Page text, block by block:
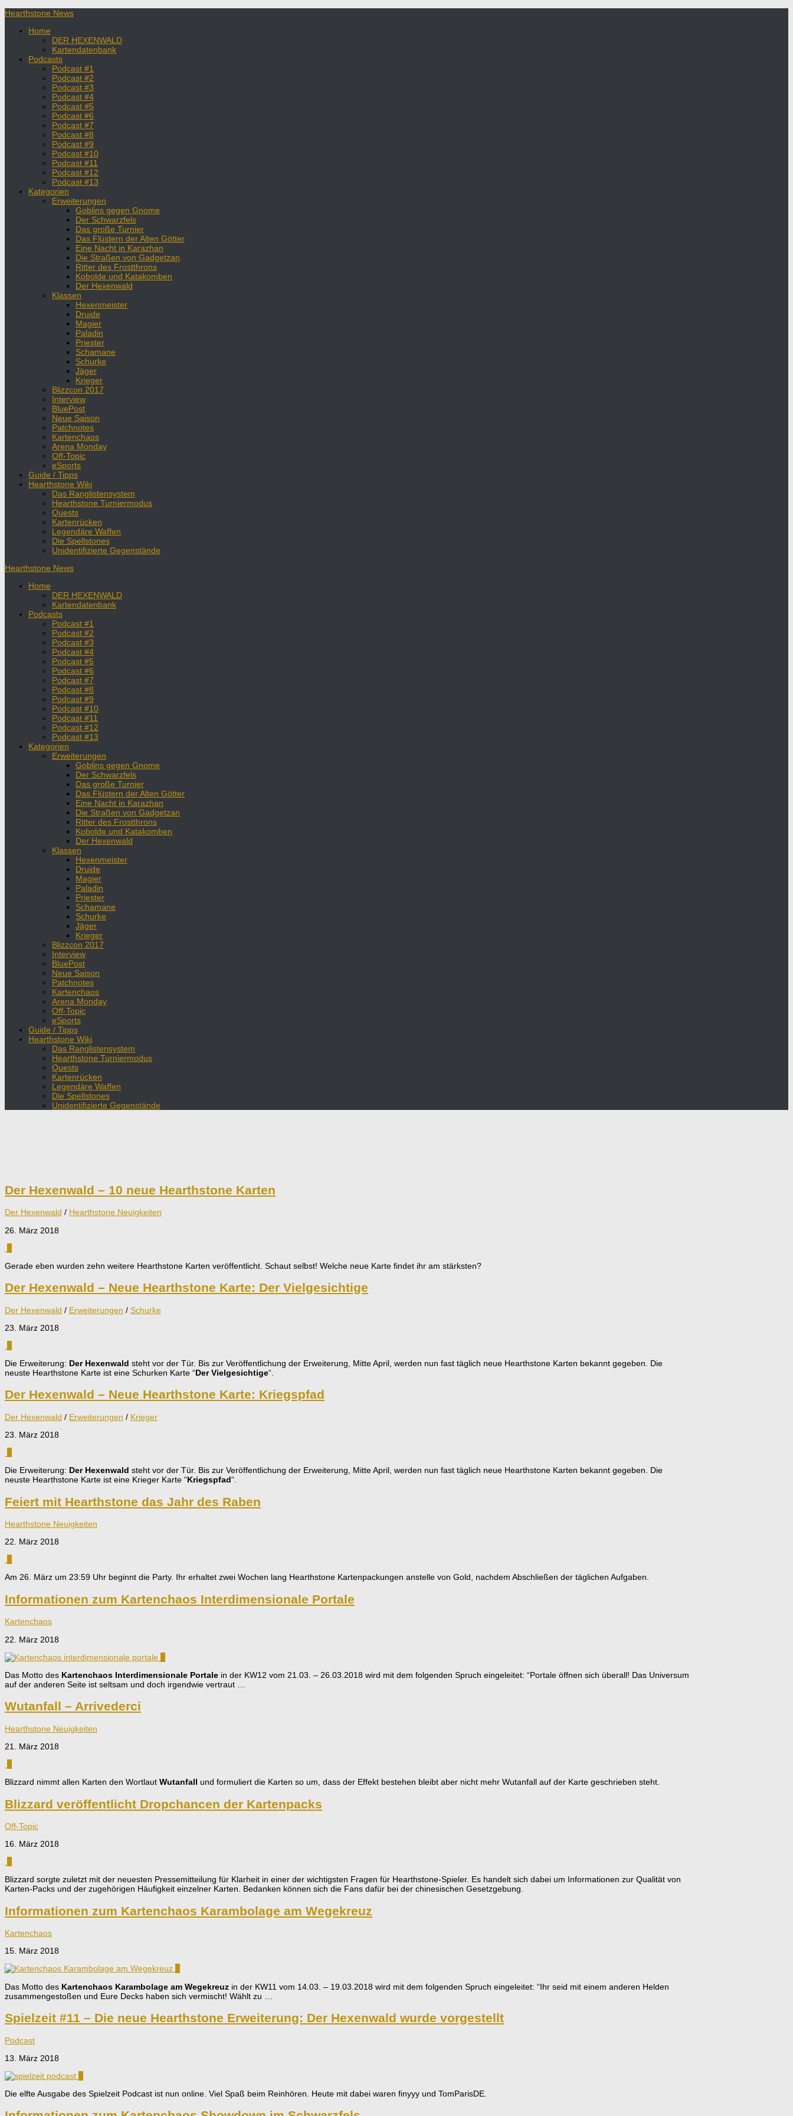
Hearthstone News
Home
DER HEXENWALD
Kartendatenbank
Podcasts
Podcast #1
Podcast #2
Podcast #3
Podcast #4
Podcast #5
Podcast #6
Podcast #7
Podcast #8
Podcast #9
Podcast #10
Podcast #11
Podcast #12
Podcast #13
Kategorien
Erweiterungen
Goblins gegen Gnome
Der Schwarzfels
Das große Turnier
Das Flüstern der Alten Götter
Eine Nacht in Karazhan
Die Straßen von Gadgetzan
Ritter des Frostthrons
Kobolde und Katakomben
Der Hexenwald
Klassen
Hexenmeister
Druide
Magier
Paladin
Priester
Schamane
Schurke
Jäger
Krieger
Blizzcon 2017
Interview
BluePost
Neue Saison
Patchnotes
Kartenchaos
Arena Monday
Off-Topic
eSports
Guide / Tipps
Hearthstone Wiki
Das Ranglistensystem
Hearthstone Turniermodus
Quests
Kartenrücken
Legendäre Waffen
Die Spellstones
Unidentifizierte Gegenstände
Hearthstone News
Home
DER HEXENWALD
Kartendatenbank
Podcasts
Podcast #1
Podcast #2
Podcast #3
Podcast #4
Podcast #5
Podcast #6
Podcast #7
Podcast #8
Podcast #9
Podcast #10
Podcast #11
Podcast #12
Podcast #13
Kategorien
Erweiterungen
Goblins gegen Gnome
Der Schwarzfels
Das große Turnier
Das Flüstern der Alten Götter
Eine Nacht in Karazhan
Die Straßen von Gadgetzan
Ritter des Frostthrons
Kobolde und Katakomben
Der Hexenwald
Klassen
Hexenmeister
Druide
Magier
Paladin
Priester
Schamane
Schurke
Jäger
Krieger
Blizzcon 2017
Interview
BluePost
Neue Saison
Patchnotes
Kartenchaos
Arena Monday
Off-Topic
eSports
Guide / Tipps
Hearthstone Wiki
Das Ranglistensystem
Hearthstone Turniermodus
Quests
Kartenrücken
Legendäre Waffen
Die Spellstones
Unidentifizierte Gegenstände
Der Hexenwald – 10 neue Hearthstone Karten
Der Hexenwald / Hearthstone Neuigkeiten
26. März 2018
Gerade eben wurden zehn weitere Hearthstone Karten veröffentlicht. Schaut selbst! Welche neue Karte findet ihr am stärksten?
Der Hexenwald – Neue Hearthstone Karte: Der Vielgesichtige
Der Hexenwald / Erweiterungen / Schurke
23. März 2018
Die Erweiterung: Der Hexenwald steht vor der Tür. Bis zur Veröffentlichung der Erweiterung, Mitte April, werden nun fast täglich neue Hearthstone Karten bekannt gegeben. Die
neuste Hearthstone Karte ist eine Schurken Karte “Der Vielgesichtige“.
Der Hexenwald – Neue Hearthstone Karte: Kriegspfad
Der Hexenwald / Erweiterungen / Krieger
23. März 2018
Die Erweiterung: Der Hexenwald steht vor der Tür. Bis zur Veröffentlichung der Erweiterung, Mitte April, werden nun fast täglich neue Hearthstone Karten bekannt gegeben. Die
neuste Hearthstone Karte ist eine Krieger Karte “Kriegspfad“.
Feiert mit Hearthstone das Jahr des Raben
Hearthstone Neuigkeiten
22. März 2018
Am 26. März um 23:59 Uhr beginnt die Party. Ihr erhaltet zwei Wochen lang Hearthstone Kartenpackungen anstelle von Gold, nachdem Abschließen der täglichen Aufgaben.
Informationen zum Kartenchaos Interdimensionale Portale
Kartenchaos
22. März 2018
Das Motto des Kartenchaos Interdimensionale Portale in der KW12 vom 21.03. – 26.03.2018 wird mit dem folgenden Spruch eingeleitet: “Portale öffnen sich überall! Das Universum
auf der anderen Seite ist seltsam und doch irgendwie vertraut …
Wutanfall – Arrivederci
Hearthstone Neuigkeiten
21. März 2018
Blizzard nimmt allen Karten den Wortlaut Wutanfall und formuliert die Karten so um, dass der Effekt bestehen bleibt aber nicht mehr Wutanfall auf der Karte geschrieben steht.
Blizzard veröffentlicht Dropchancen der Kartenpacks
Off-Topic
16. März 2018
Blizzard sorgte zuletzt mit der neuesten Pressemitteilung für Klarheit in einer der wichtigsten Fragen für Hearthstone-Spieler. Es handelt sich dabei um Informationen zur Qualität von
Karten-Packs und der zugehörigen Häufigkeit einzelner Karten. Bedanken können sich die Fans dafür bei der chinesischen Gesetzgebung.
Informationen zum Kartenchaos Karambolage am Wegekreuz
Kartenchaos
15. März 2018
Das Motto des Kartenchaos Karambolage am Wegekreuz in der KW11 vom 14.03. – 19.03.2018 wird mit dem folgenden Spruch eingeleitet: “Ihr seid mit einem anderen Helden
zusammengestoßen und Eure Decks haben sich vermischt! Wählt zu …
Spielzeit #11 – Die neue Hearthstone Erweiterung: Der Hexenwald wurde vorgestellt
Podcast
13. März 2018
Die elfte Ausgabe des Spielzeit Podcast ist nun online. Viel Spaß beim Reinhören. Heute mit dabei waren finyyy und TomParisDE.